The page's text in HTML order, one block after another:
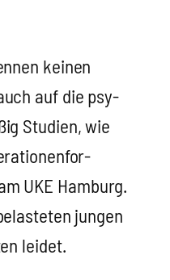
kei­nen
auf die psy­
Stu­di­en, wie
UKE Ham­burg.
jun­gen
lei­det.